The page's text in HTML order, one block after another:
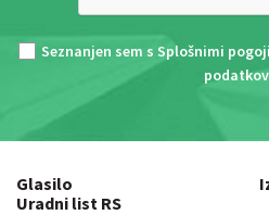
Seznanjen sem s Splošnimi pogoji
podatkov
Glasilo
Uradni list RS